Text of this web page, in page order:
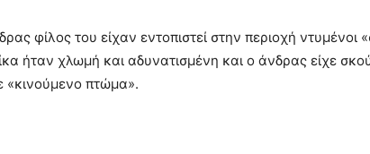
φίλος του είχαν εντοπιστεί στην περιοχή
ήταν χλωμή και αδυνατισμένη και ο άνδρας είχε
«κινούμενο πτώμα».